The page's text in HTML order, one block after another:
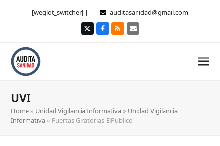
[weglot_switcher] | auditasanidad@gmail.com
TwitterFacebook
RSS Correo
UVI
Home » Unidad Vigilancia Informativa » Unidad Vigilancia
Informativa » Puertas Giratorias-ElPublico